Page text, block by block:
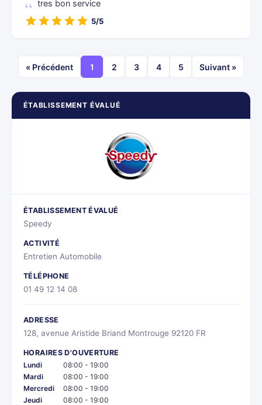
ÉTABLISSEMENT ÉVALUÉ
ÉTABLISSEMENT ÉVALUÉ
Speedy
ACTIVITÉ
Entretien Automobile
TÉLÉPHONE
01 49 12 14 08
ADRESSE
128, avenue Aristide Briand Montrouge 92120 FR
HORAIRES D'OUVERTURE
Lundi
08:00 - 19:00
Mardi
08:00 - 19:00
Mercredi
08:00 - 19:00
Jeudi
08:00 - 19:00
tres bon service
5/5
« Précédent 1 2 3 4 5 Suivant »